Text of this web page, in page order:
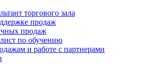
торгового зала
продаж
продаж
по обучению
и работе с партнерами